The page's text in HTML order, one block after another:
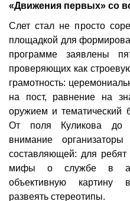
«Движения первых» со
Слет стал не просто
площадкой для
программе заявлены
проверяющих как
грамотность:
на пост, равнение на
оружием и тематический
От поля Куликова до
внимание организаторы
составляющей: для
мифы о службе в
объективную картину
развеять стереотипы.